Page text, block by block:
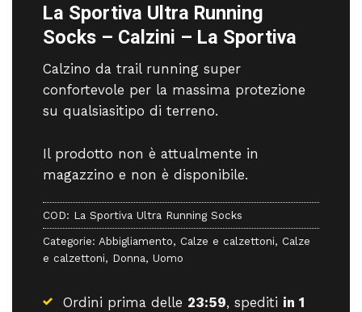
La Sportiva Ultra Running
Socks – Calzini – La Sportiva
Calzino da trail running super
confortevole per la massima protezione
su qualsiasitipo di terreno.
Il prodotto non è attualmente in
magazzino e non è disponibile.
COD: La Sportiva Ultra Running Socks
Categorie: Abbigliamento, Calze e calzettoni, Calze
e calzettoni, Donna, Uomo
Ordini prima delle 23:59, spediti in 1